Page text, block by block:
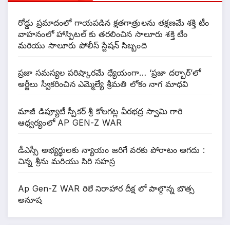
రోడ్డు ప్రమాదంలో గాయపడిన క్షతగాత్రులను తక్షణమే శక్తి టీం
వాహనంలో హాస్పిటల్ కు తరలించిన సాలూరు శక్తి టీం
మరియు సాలూరు పోలీస్ స్టేషన్ సిబ్బంది
ప్రజా సమస్యల పరిష్కారమే ధ్యేయంగా… ‘ప్రజా దర్బార్’లో
అర్జీలు స్వీకరించిన ఎమ్మెల్యే శ్రీమతి లోకం నాగ మాధవి
మాజీ డిప్యూటీ స్పీకర్ శ్రీ కోలగట్ల వీరభద్ర స్వామి గారి
ఆధ్వర్యంలో AP GEN-Z WAR
డీఎస్సీ అభ్యర్థులకు న్యాయం జరిగే వరకు పోరాటం ఆగదు :
చిన్న శ్రీను మరియు సిరి సహస్ర
Ap Gen-Z WAR రిలే నిరాహార దీక్ష లో పాల్గొన్న బొత్స
అనూష